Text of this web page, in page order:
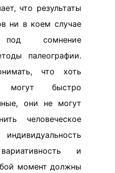
что результаты
ни в коем случае
сомнение
палеографии.
что хоть
быстро
они не могут
человеческое
и
момент должны